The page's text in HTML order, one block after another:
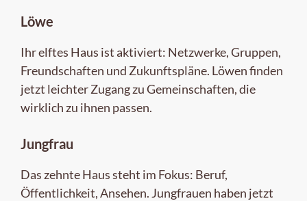
Löwe
Ihr elftes Haus ist aktiviert: Netzwerke, Gruppen,
Freundschaften und Zukunftspläne. Löwen finden
jetzt leichter Zugang zu Gemeinschaften, die
wirklich zu ihnen passen.
Jungfrau
Das zehnte Haus steht im Fokus: Beruf,
Öffentlichkeit, Ansehen. Jungfrauen haben jetzt